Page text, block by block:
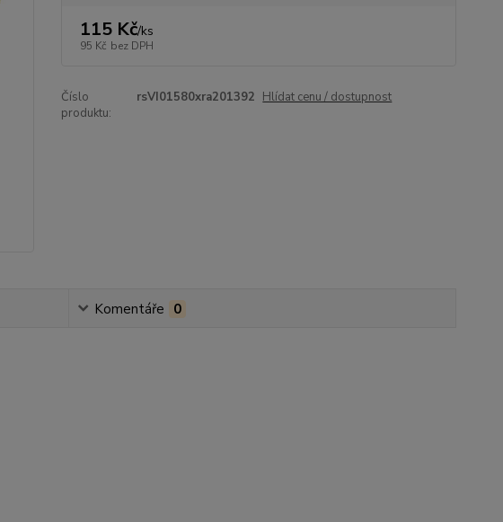
115 Kč/ks
95 Kč bez DPH
Číslo
produktu:
rsVI01580xra201392 Hlídat cenu / dostupnost
Komentáře 0